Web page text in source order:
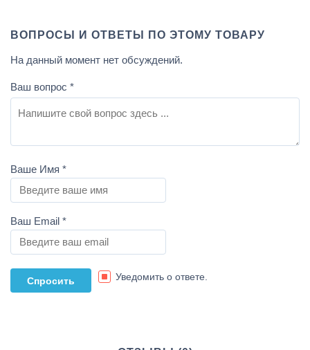
ВОПРОСЫ И ОТВЕТЫ ПО ЭТОМУ ТОВАРУ
На данный момент нет обсуждений.
Ваш вопрос *
Ваше Имя *
Ваш Email *
Уведомить о ответе.